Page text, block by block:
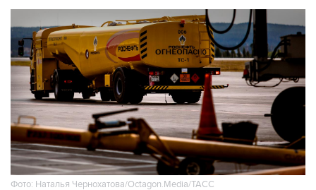
Фото: Наталья Чернохатова/Octagon.Media/ТАСС